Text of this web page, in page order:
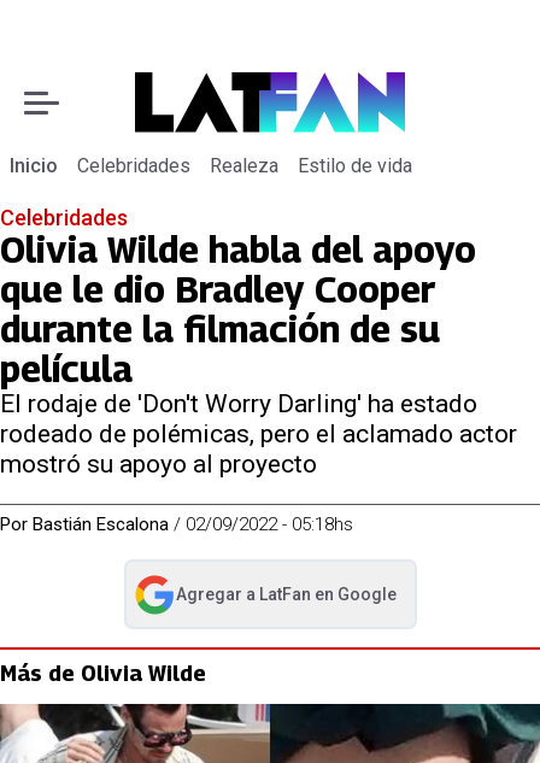
Inicio Celebridades Realeza Estilo de vida
Celebridades
Olivia Wilde habla del apoyo
que le dio Bradley Cooper
durante la filmación de su
película
El rodaje de 'Don't Worry Darling' ha estado
rodeado de polémicas, pero el aclamado actor
mostró su apoyo al proyecto
Por Bastián Escalona / 02/09/2022 - 05:18hs
Agregar a LatFan en Google
abre en nueva pestaña
Más de Olivia Wilde